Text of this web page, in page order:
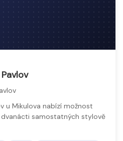
u Mikulova nabízí možnost
samostatných stylově